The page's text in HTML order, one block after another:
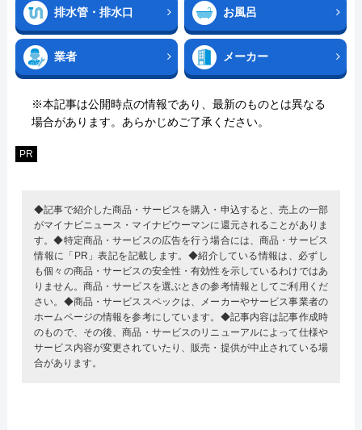
排水管・排水口 お風呂
業者 メーカー
※本記事は公開時点の情報であり、最新のものとは異なる
場合があります。あらかじめご了承ください。
PR
◆記事で紹介した商品・サービスを購入・申込すると、売上の一部
がマイナビニュース・マイナビウーマンに還元されることがありま
す。◆特定商品・サービスの広告を行う場合には、商品・サービス
情報に「PR」表記を記載します。◆紹介している情報は、必ずし
も個々の商品・サービスの安全性・有効性を示しているわけではあ
りません。商品・サービスを選ぶときの参考情報としてご利用くだ
さい。◆商品・サービススペックは、メーカーやサービス事業者の
ホームページの情報を参考にしています。◆記事内容は記事作成時
のもので、その後、商品・サービスのリニューアルによって仕様や
サービス内容が変更されていたり、販売・提供が中止されている場
合があります。